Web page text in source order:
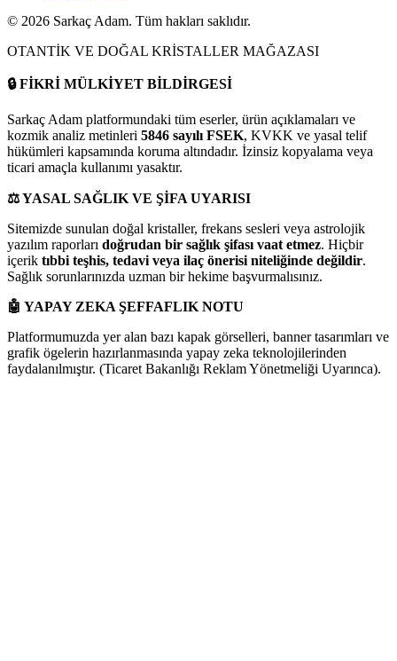
© 2026 Sarkaç Adam. Tüm hakları saklıdır.
OTANTİK VE DOĞAL KRİSTALLER MAĞAZASI
🔒FİKRİ MÜLKİYET BİLDİRGESİ
Sarkaç Adam platformundaki tüm eserler, ürün açıklamaları ve
kozmik analiz metinleri 5846 sayılı FSEK, KVKK ve yasal telif
hükümleri kapsamında koruma altındadır. İzinsiz kopyalama veya
ticari amaçla kullanımı yasaktır.
⚖️YASAL SAĞLIK VE ŞİFA UYARISI
Sitemizde sunulan doğal kristaller, frekans sesleri veya astrolojik
yazılım raporları doğrudan bir sağlık şifası vaat etmez. Hiçbir
içerik tıbbi teşhis, tedavi veya ilaç önerisi niteliğinde değildir.
Sağlık sorunlarınızda uzman bir hekime başvurmalısınız.
🤖 YAPAY ZEKA ŞEFFAFLIK NOTU
Platformumuzda yer alan bazı kapak görselleri, banner tasarımları ve
grafik ögelerin hazırlanmasında yapay zeka teknolojilerinden
faydalanılmıştır. (Ticaret Bakanlığı Reklam Yönetmeliği Uyarınca).